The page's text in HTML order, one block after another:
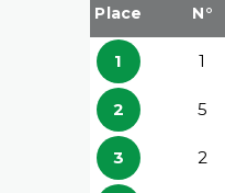
Place N°
1 1
2 5
3 2